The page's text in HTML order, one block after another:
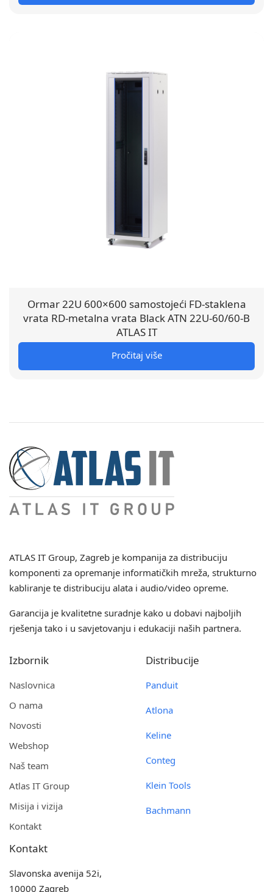
Ormar 22U 600×600 samostojeći FD-staklena
vrata RD-metalna vrata Black ATN 22U-60/60-B
ATLAS IT
Pročitaj više
ATLAS IT Group, Zagreb je kompanija za distribuciju
komponenti za opremanje informatičkih mreža, strukturno
kabliranje te distribuciju alata i audio/video opreme.
Garancija je kvalitetne suradnje kako u dobavi najboljih
rješenja tako i u savjetovanju i edukaciji naših partnera.
Izbornik
Naslovnica
O nama
Novosti
Webshop
Naš team
Atlas IT Group
Misija i vizija
Kontakt
Distribucije
Panduit
Atlona
Keline
Conteg
Klein Tools
Bachmann
Kontakt
Slavonska avenija 52i,
10000 Zagreb